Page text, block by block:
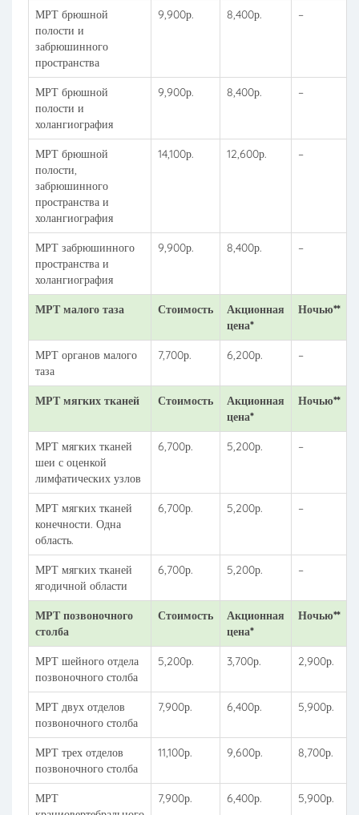
МРТ брюшной
полости и
забрюшинного
пространства
9,900р. 8,400р. –
МРТ брюшной
полости и
холангиография
9,900р. 8,400р. –
МРТ брюшной
полости,
забрюшинного
пространства и
холангиография
14,100р. 12,600р. –
МРТ забрюшинного
пространства и
холангиография
9,900р. 8,400р. –
МРТ малого таза Стоимость
Акционная
цена*
Ночью**
МРТ органов малого
таза
7,700р. 6,200р. –
МРТ мягких тканей Стоимость
Акционная
цена*
Ночью**
МРТ мягких тканей
шеи с оценкой
лимфатических узлов
6,700р. 5,200р. –
МРТ мягких тканей
конечности. Одна
область.
6,700р. 5,200р. –
МРТ мягких тканей
ягодичной области
6,700р. 5,200р. –
МРТ позвоночного
столба
Стоимость
Акционная
цена*
Ночью**
МРТ шейного отдела
позвоночного столба
5,200р. 3,700р. 2,900р.
МРТ двух отделов
позвоночного столба
7,900р. 6,400р. 5,900р.
МРТ трех отделов
позвоночного столба
11,100р. 9,600р. 8,700р.
МРТ
7,900р. 6,400р. 5,900р.